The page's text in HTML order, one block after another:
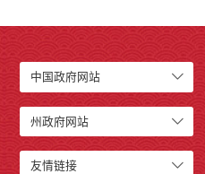
中国政府网站
州政府网站
友情链接